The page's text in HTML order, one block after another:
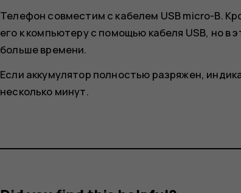
Телефон совместим с кабелем USB micro-B.
его к компьютеру с помощью кабеля USB, но в
больше времени.
Если аккумулятор полностью разряжен,
несколько минут.